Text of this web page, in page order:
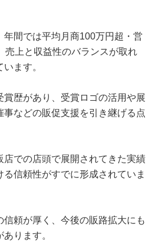
年間では平均月商100万円超・営
売上と収益性のバランスが取れ
ます。
賞歴があり、受賞ロゴの活用や展
事などの販促支援を引き継げる点
店での店頭で展開されてきた実績
る信頼性がすでに形成されていま
信頼が厚く、今後の販路拡大にも
ります。